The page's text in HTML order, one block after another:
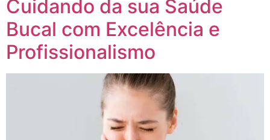
Cuidando da sua Saúde
Bucal com Excelência e
Profissionalismo